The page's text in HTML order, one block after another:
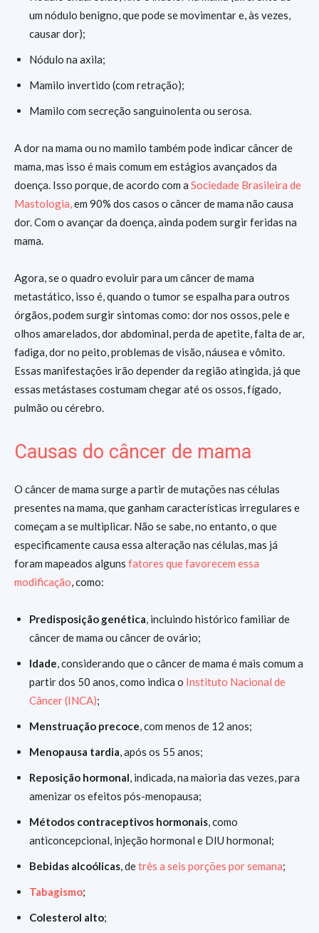
um nódulo benigno, que pode se movimentar e, às vezes,
causar dor);
Nódulo na axila;
Mamilo invertido (com retração);
Mamilo com secreção sanguinolenta ou serosa.
A dor na mama ou no mamilo também pode indicar câncer de
mama, mas isso é mais comum em estágios avançados da
doença. Isso porque, de acordo com a Sociedade Brasileira de
Mastologia,em 90% dos casos o câncer de mama não causa
dor. Com o avançar da doença, ainda podem surgir feridas na
mama.
Agora, se o quadro evoluir para um câncer de mama
metastático, isso é, quando o tumor se espalha para outros
órgãos, podem surgir sintomas como: dor nos ossos, pele e
olhos amarelados, dor abdominal, perda de apetite, falta de ar,
fadiga, dor no peito, problemas de visão, náusea e vômito.
Essas manifestações irão depender da região atingida, já que
essas metástases costumam chegar até os ossos, fígado,
pulmão ou cérebro.
Causas do câncer de mama
O câncer de mama surge a partir de mutações nas células
presentes na mama, que ganham características irregulares e
começam a se multiplicar. Não se sabe, no entanto, o que
especificamente causa essa alteração nas células, mas já
foram mapeados alguns fatores que favorecem essa
modificação, como:
Predisposição genética, incluindo histórico familiar de
câncer de mama ou câncer de ovário;
Idade, considerando que o câncer de mama é mais comum a
partir dos 50 anos, como indica o Instituto Nacional de
Câncer (INCA);
Menstruação precoce, com menos de 12 anos;
Menopausa tardia, após os 55 anos;
Reposição hormonal, indicada, na maioria das vezes, para
amenizar os efeitos pós-menopausa;
Métodos contraceptivos hormonais, como
anticoncepcional, injeção hormonal e DIU hormonal;
Bebidas alcoólicas, detrês a seis porções por semana;
Tabagismo;
Colesterol alto;